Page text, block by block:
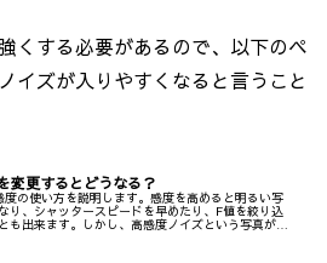
くする必要があるので、以下のペ
イズが入りやすくなると言うこと
変更するとどうなる？
度の使い方を説明します。感度を高めると明るい写
り、シャッタースピードを早めたり、F値を絞り込
も出来ます。しかし、高感度ノイズという写真がざ